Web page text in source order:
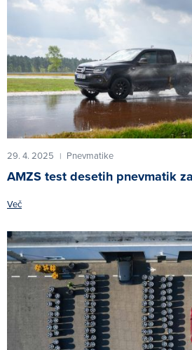
29. 4. 2025 | Pnevmatike
AMZS test desetih pnevmatik
Več